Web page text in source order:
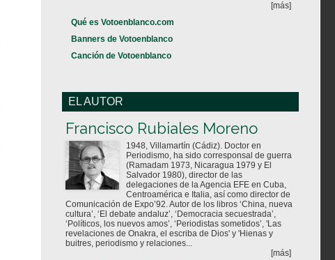
[más]
Qué es Votoenblanco.com
Banners de Votoenblanco
Canción de Votoenblanco
EL AUTOR
Francisco Rubiales Moreno
1948, Villamartín (Cádiz). Doctor en
Periodismo, ha sido corresponsal de guerra
(Ramadam 1973, Nicaragua 1979 y El
Salvador 1980), director de las
delegaciones de la Agencia EFE en Cuba,
Centroamérica e Italia, así como director de
Comunicación de Expo’92. Autor de los libros ‘China, nueva
cultura’, ‘El debate andaluz’, ‘Democracia secuestrada’,
‘Políticos, los nuevos amos’, ‘Periodistas sometidos’, 'Las
revelaciones de Onakra, el escriba de Dios' y 'Hienas y
buitres, periodismo y relaciones...
[más]